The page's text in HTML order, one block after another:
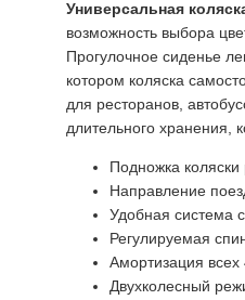
Универсальная
возможность выбора
Прогулочное сиденье
котором коляска
для ресторанов,
длительного хранения,
Подножка коляски
Направление
Удобная система
Регулируемая
Амортизация всех
Двухколесный